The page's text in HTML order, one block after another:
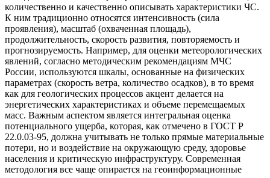
количественно и качественно описывать характеристики ЧС.
К ним традиционно относятся интенсивность (сила
проявления), масштаб (охваченная площадь),
продолжительность, скорость развития, повторяемость и
прогнозируемость. Например, для оценки метеорологических
явлений, согласно методическим рекомендациям МЧС
России, используются шкалы, основанные на физических
параметрах (скорость ветра, количество осадков), в то время
как для геологических процессов акцент делается на
энергетических характеристиках и объеме перемещаемых
масс. Важным аспектом является интегральная оценка
потенциального ущерба, которая, как отмечено в ГОСТ Р
22.0.03-95, должна учитывать не только прямые материальные
потери, но и воздействие на окружающую среду, здоровье
населения и критическую инфраструктуру. Современная
методология все чаще опирается на геоинформационные